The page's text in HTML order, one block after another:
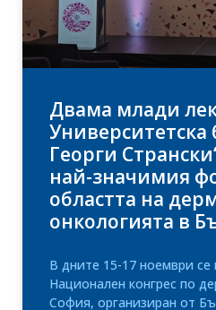
Двама млади
Георги
най-значимия
областта на
онкологията в
В дните 15-17 ноември се
Национален конгрес по
София, организиран от